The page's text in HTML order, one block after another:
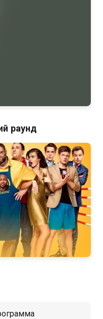
раунд